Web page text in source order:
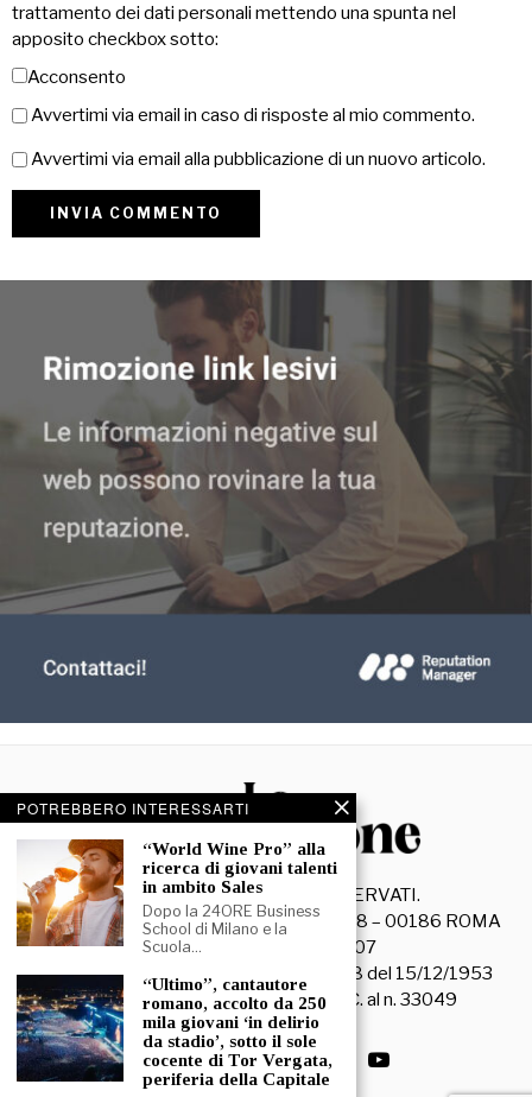
trattamento dei dati personali mettendo una spunta nel
apposito checkbox sotto:
Acconsento
Avvertimi via email in caso di risposte al mio commento.
Avvertimi via email alla pubblicazione di un nuovo articolo.
© 2026- TUTTI I DIRITTI RISERVATI.
La Discussione S.r.l. – Piazza Capranica, 78 – 00186 ROMA
C.F. e P. IVA 15045971007
Registrazione Tribunale di Roma n. 3628 del 15/12/1953
La società editrice è iscritta al R.O.C. al n. 33049
POTREBBERO INTERESSARTI
“World Wine Pro” alla
ricerca di giovani talenti
in ambito Sales
Dopo la 24ORE Business
School di Milano e la
Scuola…
“Ultimo”, cantautore
romano, accolto da 250
mila giovani ‘in delirio
da stadio’, sotto il sole
cocente di Tor Vergata,
periferia della Capitale